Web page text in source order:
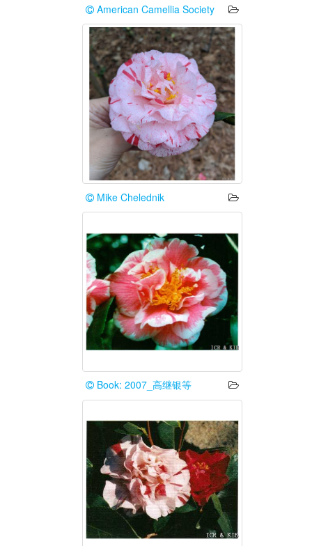
American Camellia Society
Mike Chelednik
Book: 2007_高继银等